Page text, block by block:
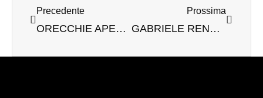
Precedente
ORECCHIE APERTE: IL SETTORE TESSILE PUÒ FARE MOLTO CON E.COOLINE!
Prossima
GABRIELE RENNER ELETTO NEL CONSIGLIO DI SÜDWESTTEXTIL